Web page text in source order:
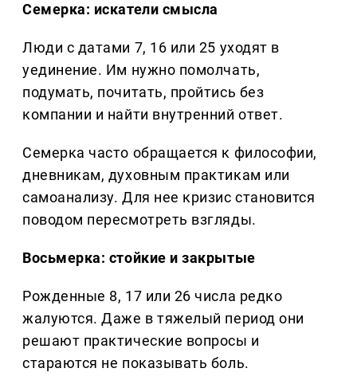
Семерка: искатели смысла
Люди с датами 7, 16 или 25 уходят в
уединение. Им нужно помолчать,
подумать, почитать, пройтись без
компании и найти внутренний ответ.
Семерка часто обращается к философии,
дневникам, духовным практикам или
самоанализу. Для нее кризис становится
поводом пересмотреть взгляды.
Восьмерка: стойкие и закрытые
Рожденные 8, 17 или 26 числа редко
жалуются. Даже в тяжелый период они
решают практические вопросы и
стараются не показывать боль.